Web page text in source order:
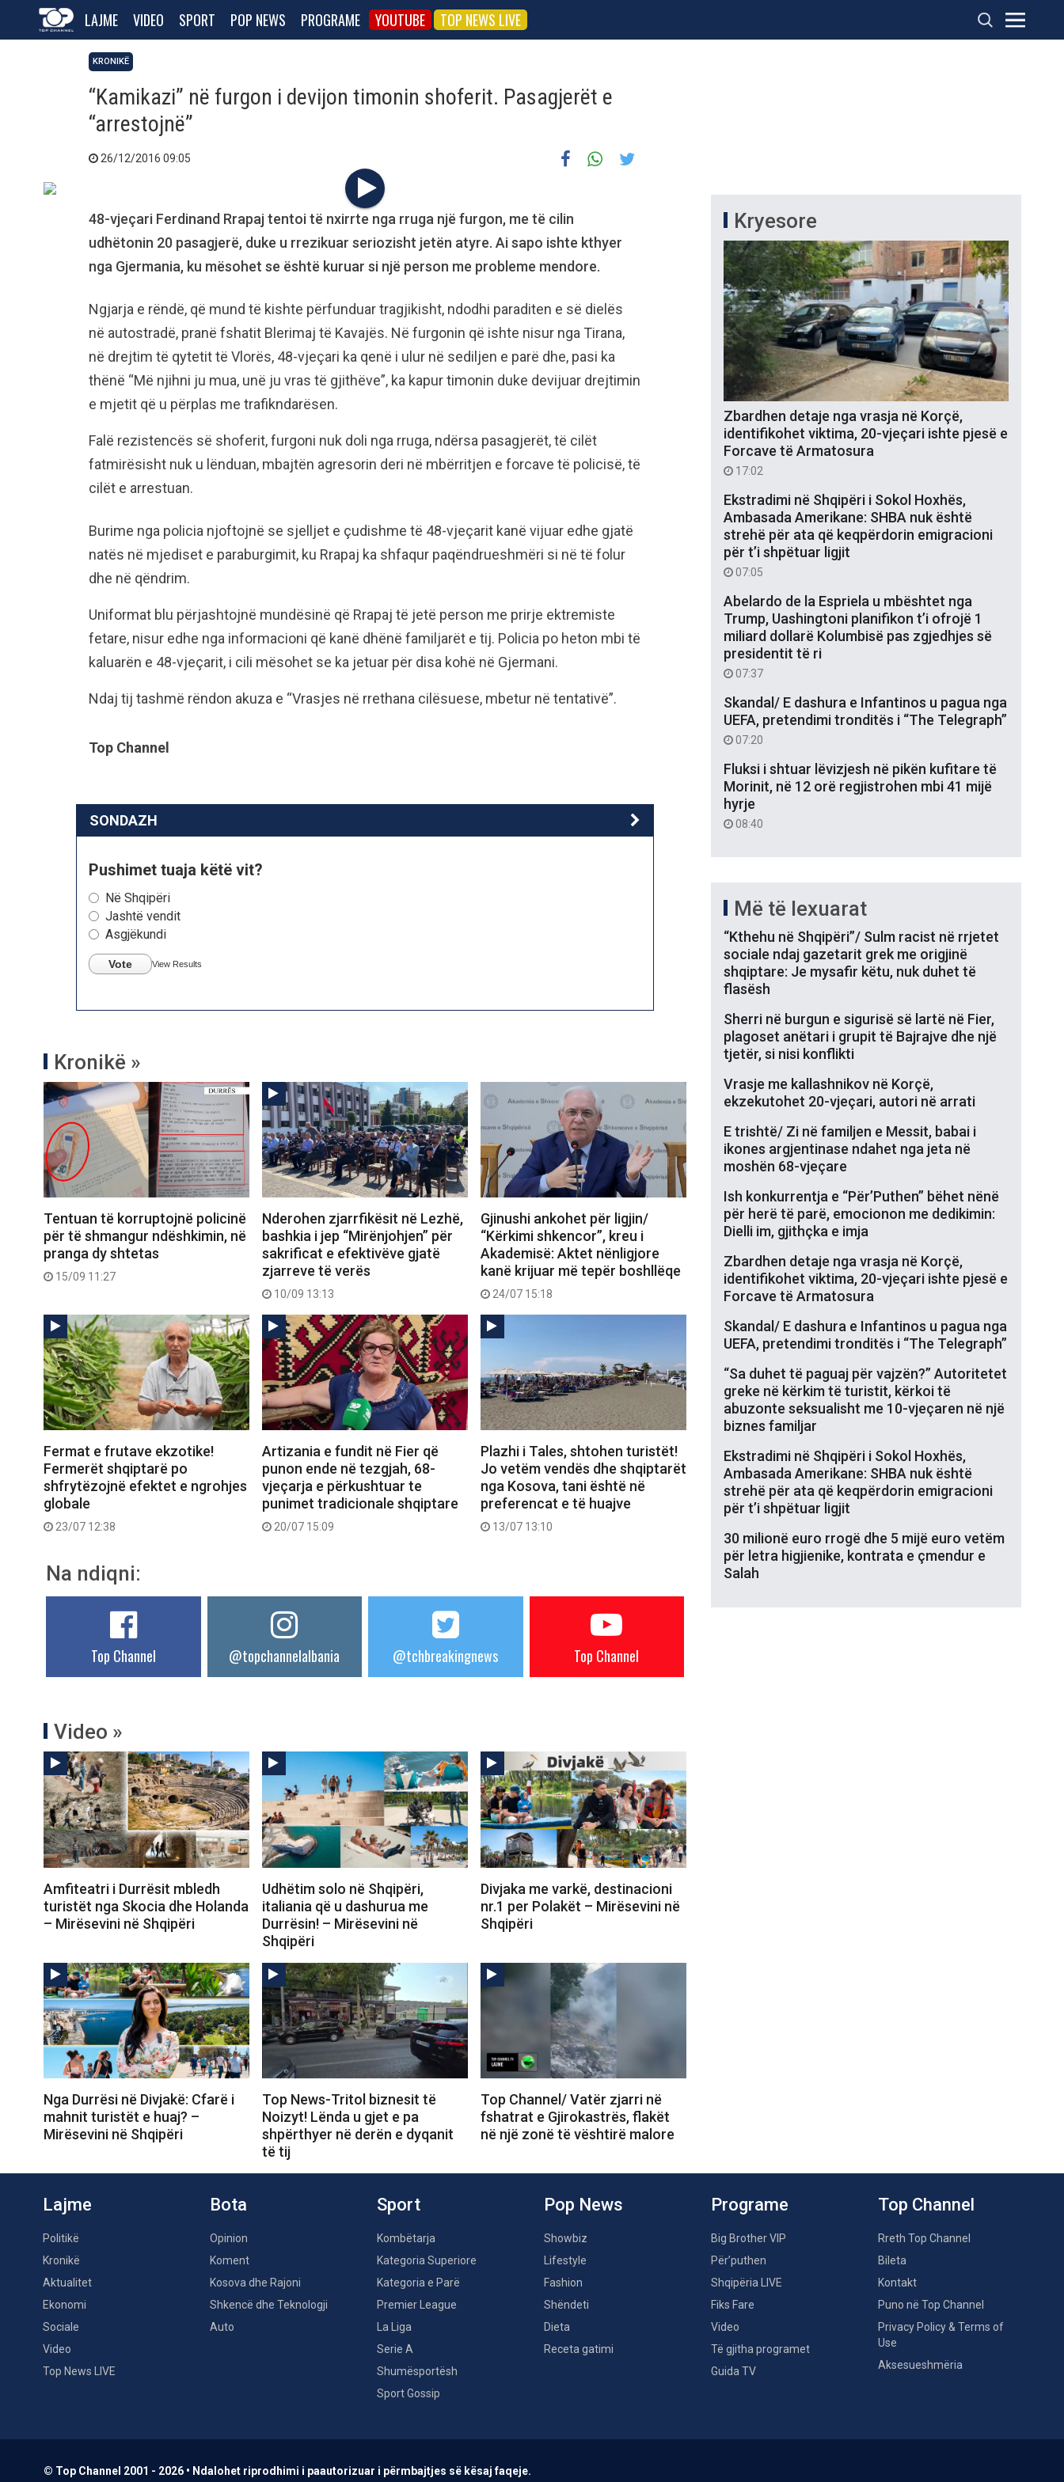
LAJME VIDEO SPORT POP NEWS PROGRAME YOUTUBE TOP NEWS LIVE
KRONIKË
“Kamikazi” në furgon i devijon timonin shoferit. Pasagjerët e
“arrestojnë”
26/12/2016 09:05
48-vjeçari Ferdinand Rrapaj tentoi të nxirrte nga rruga një furgon, me të cilin
udhëtonin 20 pasagjerë, duke u rrezikuar seriozisht jetën atyre. Ai sapo ishte kthyer
nga Gjermania, ku mësohet se është kuruar si një person me probleme mendore.
Ngjarja e rëndë, që mund të kishte përfunduar tragjikisht, ndodhi paraditen e së dielës
në autostradë, pranë fshatit Blerimaj të Kavajës. Në furgonin që ishte nisur nga Tirana,
në drejtim të qytetit të Vlorës, 48-vjeçari ka qenë i ulur në sediljen e parë dhe, pasi ka
thënë “Më njihni ju mua, unë ju vras të gjithëve”, ka kapur timonin duke devijuar drejtimin
e mjetit që u përplas me trafikndarësen.
Falë rezistencës së shoferit, furgoni nuk doli nga rruga, ndërsa pasagjerët, të cilët
fatmirësisht nuk u lënduan, mbajtën agresorin deri në mbërritjen e forcave të policisë, të
cilët e arrestuan.
Burime nga policia njoftojnë se sjelljet e çudishme të 48-vjeçarit kanë vijuar edhe gjatë
natës në mjediset e paraburgimit, ku Rrapaj ka shfaqur paqëndrueshmëri si në të folur
dhe në qëndrim.
Uniformat blu përjashtojnë mundësinë që Rrapaj të jetë person me prirje ektremiste
fetare, nisur edhe nga informacioni që kanë dhënë familjarët e tij. Policia po heton mbi të
kaluarën e 48-vjeçarit, i cili mësohet se ka jetuar për disa kohë në Gjermani.
Ndaj tij tashmë rëndon akuza e “Vrasjes në rrethana cilësuese, mbetur në tentativë”.
Top Channel
SONDAZH
Pushimet tuaja këtë vit?
Në Shqipëri
Jashtë vendit
Asgjëkundi
Vote View Results
Kronikë »
Tentuan të korruptojnë policinë
për të shmangur ndëshkimin, në
pranga dy shtetas
15/09 11:27
Nderohen zjarrfikësit në Lezhë,
bashkia i jep “Mirënjohjen” për
sakrificat e efektivëve gjatë
zjarreve të verës
10/09 13:13
Gjinushi ankohet për ligjin/
“Kërkimi shkencor”, kreu i
Akademisë: Aktet nënligjore
kanë krijuar më tepër boshllëqe
24/07 15:18
Fermat e frutave ekzotike!
Fermerët shqiptarë po
shfrytëzojnë efektet e ngrohjes
globale
23/07 12:38
Artizania e fundit në Fier që
punon ende në tezgjah, 68-
vjeçarja e përkushtuar te
punimet tradicionale shqiptare
20/07 15:09
Plazhi i Tales, shtohen turistët!
Jo vetëm vendës dhe shqiptarët
nga Kosova, tani është në
preferencat e të huajve
13/07 13:10
Na ndiqni:
Top Channel @topchannelalbania @tchbreakingnews Top Channel
Video »
Amfiteatri i Durrësit mbledh
turistët nga Skocia dhe Holanda
– Mirësevini në Shqipëri
Udhëtim solo në Shqipëri,
italiania që u dashurua me
Durrësin! – Mirësevini në
Shqipëri
Divjaka me varkë, destinacioni
nr.1 per Polakët – Mirësevini në
Shqipëri
Nga Durrësi në Divjakë: Cfarë i
mahnit turistët e huaj? –
Mirësevini në Shqipëri
Top News-Tritol biznesit të
Noizyt! Lënda u gjet e pa
shpërthyer në derën e dyqanit
të tij
Top Channel/ Vatër zjarri në
fshatrat e Gjirokastrës, flakët
në një zonë të vështirë malore
Kryesore
Zbardhen detaje nga vrasja në Korçë,
identifikohet viktima, 20-vjeçari ishte pjesë e
Forcave të Armatosura
17:02
Ekstradimi në Shqipëri i Sokol Hoxhës,
Ambasada Amerikane: SHBA nuk është
strehë për ata që keqpërdorin emigracioni
për t’i shpëtuar ligjit
07:05
Abelardo de la Espriela u mbështet nga
Trump, Uashingtoni planifikon t’i ofrojë 1
miliard dollarë Kolumbisë pas zgjedhjes së
presidentit të ri
07:37
Skandal/ E dashura e Infantinos u pagua nga
UEFA, pretendimi tronditës i “The Telegraph”
07:20
Fluksi i shtuar lëvizjesh në pikën kufitare të
Morinit, në 12 orë regjistrohen mbi 41 mijë
hyrje
08:40
Më të lexuarat
“Kthehu në Shqipëri”/ Sulm racist në rrjetet
sociale ndaj gazetarit grek me origjinë
shqiptare: Je mysafir këtu, nuk duhet të
flasësh
Sherri në burgun e sigurisë së lartë në Fier,
plagoset anëtari i grupit të Bajrajve dhe një
tjetër, si nisi konflikti
Vrasje me kallashnikov në Korçë,
ekzekutohet 20-vjeçari, autori në arrati
E trishtë/ Zi në familjen e Messit, babai i
ikones argjentinase ndahet nga jeta në
moshën 68-vjeçare
Ish konkurrentja e “Për’Puthen” bëhet nënë
për herë të parë, emocionon me dedikimin:
Dielli im, gjithçka e imja
Zbardhen detaje nga vrasja në Korçë,
identifikohet viktima, 20-vjeçari ishte pjesë e
Forcave të Armatosura
Skandal/ E dashura e Infantinos u pagua nga
UEFA, pretendimi tronditës i “The Telegraph”
“Sa duhet të paguaj për vajzën?” Autoritetet
greke në kërkim të turistit, kërkoi të
abuzonte seksualisht me 10-vjeçaren në një
biznes familjar
Ekstradimi në Shqipëri i Sokol Hoxhës,
Ambasada Amerikane: SHBA nuk është
strehë për ata që keqpërdorin emigracioni
për t’i shpëtuar ligjit
30 milionë euro rrogë dhe 5 mijë euro vetëm
për letra higjienike, kontrata e çmendur e
Salah
Lajme
Politikë
Kronikë
Aktualitet
Ekonomi
Sociale
Video
Top News LIVE
Bota
Opinion
Koment
Kosova dhe Rajoni
Shkencë dhe Teknologji
Auto
Sport
Kombëtarja
Kategoria Superiore
Kategoria e Parë
Premier League
La Liga
Serie A
Shumësportësh
Sport Gossip
Pop News
Showbiz
Lifestyle
Fashion
Shëndeti
Dieta
Receta gatimi
Programe
Big Brother VIP
Për’puthen
Shqipëria LIVE
Fiks Fare
Video
Të gjitha programet
Guida TV
Top Channel
Rreth Top Channel
Bileta
Kontakt
Puno në Top Channel
Privacy Policy & Terms of
Use
Aksesueshmëria
© Top Channel 2001 - 2026 • Ndalohet riprodhimi i paautorizuar i përmbajtjes së kësaj faqeje.